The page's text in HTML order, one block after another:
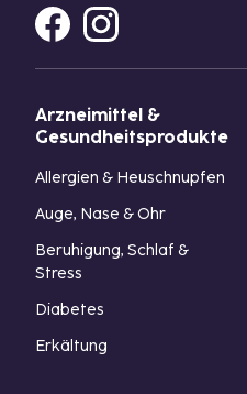
Arzneimittel &
Gesundheitsprodukte
Allergien & Heuschnupfen
Auge, Nase & Ohr
Beruhigung, Schlaf &
Stress
Diabetes
Erkältung